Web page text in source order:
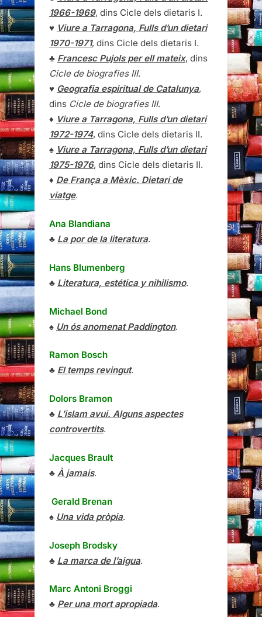
1966-1969, dins Cicle dels dietaris I.
♥ Viure a Tarragona, Fulls d’un dietari
1970-1971, dins Cicle dels dietaris I.
♣ Francesc Pujols per ell mateix, dins
Cicle de biografies III.
♥ Geografia espiritual de Catalunya,
dins Cicle de biografies III.
♦ Viure a Tarragona, Fulls d’un dietari
1972-1974, dins Cicle dels dietaris II.
♠ Viure a Tarragona, Fulls d’un dietari
1975-1976, dins Cicle dels dietaris II.
♦ De França a Mèxic. Dietari de
viatge.
Ana Blandiana
♣ La por de la literatura.
Hans Blumenberg
♣ Literatura, estética y nihilismo.
Michael Bond
♠ Un ós anomenat Paddington.
Ramon Bosch
♣ El temps revingut.
Dolors Bramon
♣ L’islam avui. Alguns aspectes
controvertits.
Jacques Brault
♣ À jamais.
Gerald Brenan
♠ Una vida pròpia.
Joseph Brodsky
♣ La marca de l’aigua.
Marc Antoni Broggi
♣ Per una mort apropiada.